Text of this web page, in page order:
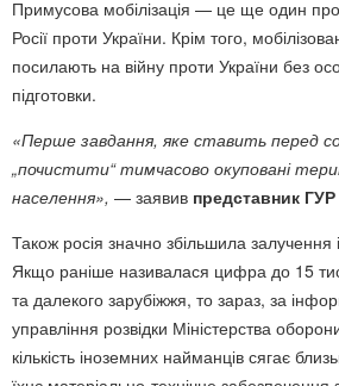
Примусова мобілізація — це ще один
Росії проти України. Крім того,
посилають на війну проти України без
підготовки.
«Перше завдання, яке ставить перед
„почистити“ тимчасово окуповані
населення», — заявив представник
Також росія значно збільшила
Якщо раніше називалася цифра до 15
та далекого зарубіжжя, то зараз, за
управління розвідки Міністерства
кількість іноземних найманців сягає